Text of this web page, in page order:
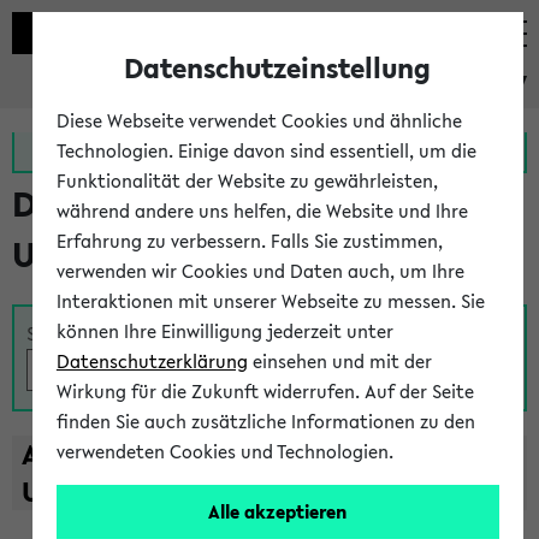
eKVV
Zur MeineUni App Zum MeineUni Portal
Das Lehrangebot der
Universität Bielefeld
Suche
A B C D E F G H I J K L M N O
U
V W X Y
Z
Datenschutzeinstellung
Diese Webseite verwendet Cookies und ähnliche
Technologien. Einige davon sind essentiell, um die
Funktionalität der Website zu gewährleisten,
während andere uns helfen, die Website und Ihre
Erfahrung zu verbessern. Falls Sie zustimmen,
verwenden wir Cookies und Daten auch, um Ihre
Interaktionen mit unserer Webseite zu messen. Sie
können Ihre Einwilligung jederzeit unter
Datenschutzerklärung einsehen und mit der
Wirkung für die Zukunft widerrufen. Auf der Seite
finden Sie auch zusätzliche Informationen zu den
verwendeten Cookies und Technologien.
Alle akzeptieren